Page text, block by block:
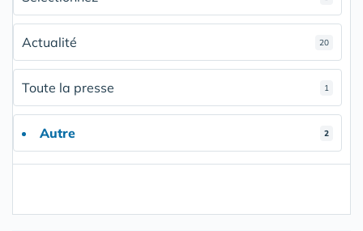
Actualité 20
Toute la presse 1
Autre 2